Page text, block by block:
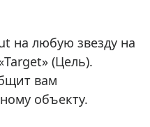
на любую звезду на
(Цель).
вам
объекту.